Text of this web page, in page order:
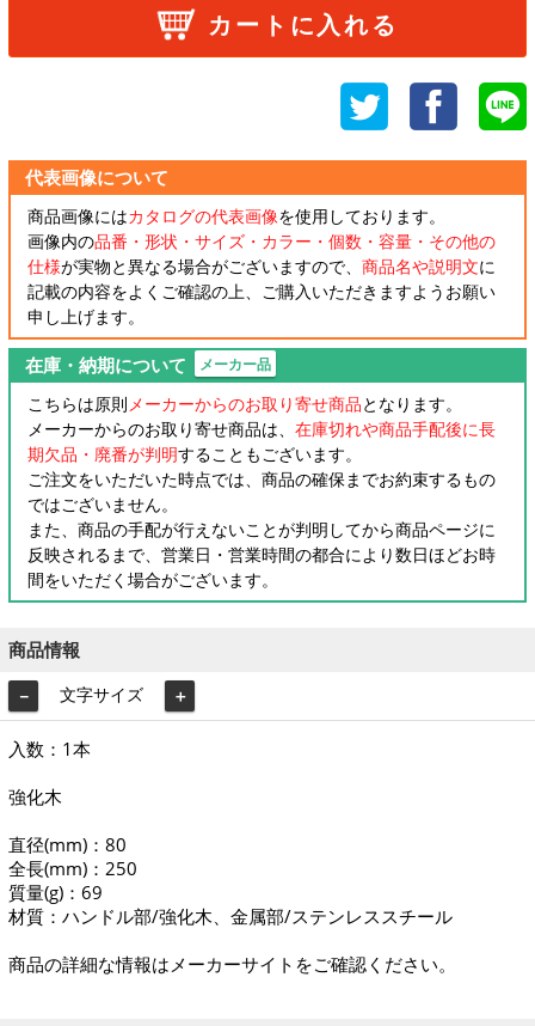
カートに入れる
代表画像について
商品画像にはカタログの代表画像を使用しております。
画像内の品番・形状・サイズ・カラー・個数・容量・その他の
仕様が実物と異なる場合がございますので、 商品名や説明文に
記載の内容をよくご確認の上、ご購入いただきますようお願い
申し上げます。
在庫・納期について メーカー品
こちらは原則メーカーからのお取り寄せ商品となります。
メーカーからのお取り寄せ商品は、 在庫切れや商品手配後に長
期欠品・廃番が判明することもございます。
ご注文をいただいた時点では、商品の確保までお約束するもの
ではございません。
また、商品の手配が行えないことが判明してから商品ページに
反映されるまで、営業日・営業時間の都合により数日ほどお時
間をいただく場合がございます。
商品情報
－ 文字サイズ ＋
入数：1本
強化木
直径(mm)：80
全長(mm)：250
質量(g)：69
材質：ハンドル部/強化木、金属部/ステンレススチール
商品の詳細な情報はメーカーサイトをご確認ください。